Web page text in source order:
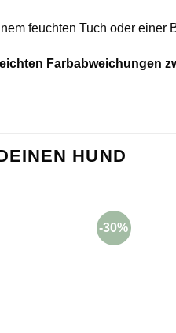
feuchten Tuch oder
Farbabweichungen
HUND
-30%